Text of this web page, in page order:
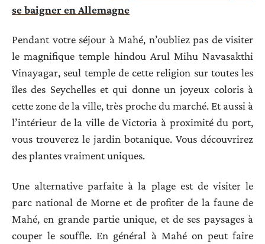
se baigner en Allemagne
Pendant votre séjour à Mahé, n’oubliez pas de visiter
le magnifique temple hindou Arul Mihu Navasakthi
Vinayagar, seul temple de cette religion sur toutes les
îles des Seychelles et qui donne un joyeux coloris à
cette zone de la ville, très proche du marché. Et aussi à
l’intérieur de la ville de Victoria à proximité du port,
vous trouverez le jardin botanique. Vous découvrirez
des plantes vraiment uniques.
Une alternative parfaite à la plage est de visiter le
parc national de Morne et de profiter de la faune de
Mahé, en grande partie unique, et de ses paysages à
couper le souffle. En général à Mahé on peut faire